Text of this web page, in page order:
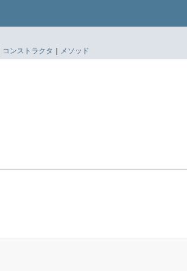
コンストラクタ | メソッド